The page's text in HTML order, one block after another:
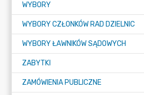
WYBORY
WYBORY CZŁONKÓW RAD DZIELNIC
WYBORY ŁAWNIKÓW SĄDOWYCH
ZABYTKI
ZAMÓWIENIA PUBLICZNE